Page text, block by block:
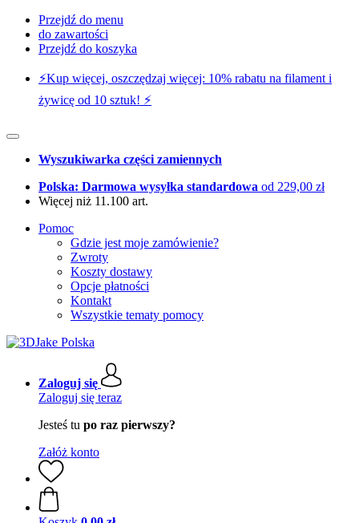
Przejdź do menu
do zawartości
Przejdź do koszyka
⚡️Kup więcej, oszczędzaj więcej: 10% rabatu na filament i
żywicę od 10 sztuk! ⚡️
Wyszukiwarka części zamiennych
Polska: Darmowa wysyłka standardowa od 229,00 zł
Więcej niż 11.100 art.
Pomoc
Gdzie jest moje zamówienie?
Zwroty
Koszty dostawy
Opcje płatności
Kontakt
Wszystkie tematy pomocy
Zaloguj się
Zaloguj się teraz
Jesteś tu po raz pierwszy?
Załóż konto